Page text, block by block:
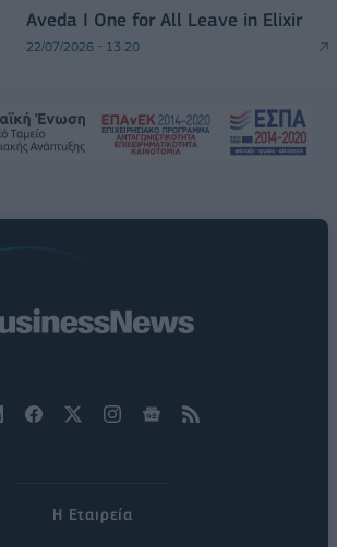
Aveda I One for All Leave in Elixir
22/07/2026 - 13:20
Η Εταιρεία